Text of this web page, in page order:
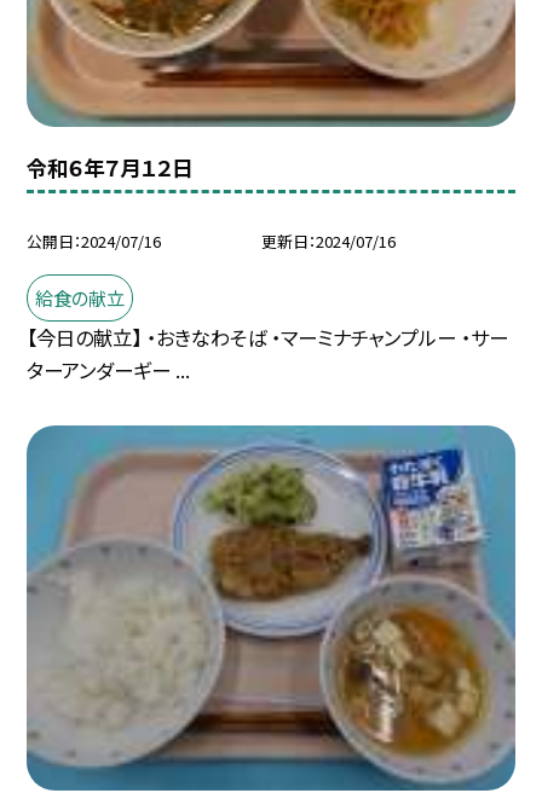
令和６年７月１２日
公開日 2024/07/16 更新日 2024/07/16
給食の献立
【今日の献立】 ・おきなわそば ・マーミナチャンプルー ・サー
ターアンダーギー ...